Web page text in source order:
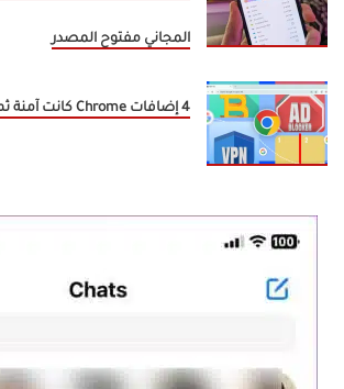
المجاني مفتوح المصدر
4 إضافات Chrome كانت آمنة ثم أصبحت برامج ضارة